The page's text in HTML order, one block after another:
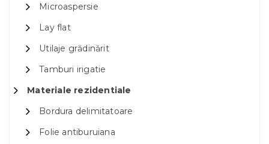
Microaspersie
Lay flat
Utilaje grădinărit
Tamburi irigatie
Materiale rezidentiale
Bordura delimitatoare
Folie antiburuiana